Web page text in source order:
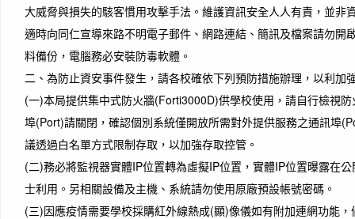
大威脅與損失的駭客慣用攻擊手法。維護資訊安全人人有責，並非
適時向同仁宣導來路不明電子郵件、網路連結、簡訊及檔案請勿開
料備份，電腦務必安裝防毒軟體。
二、為防止資安事件發生，請各校確依下列預防措施辦理，以利加
(一)本局提供集中式防火牆(Forti3000D)供學校使用，請自行檢視
埠(Port)請關閉，確認個別系統僅開放所需對外提供服務之通訊埠
議透過白名單方式限制存取，以加強存取控管。
(二)務必將監視器實體IP位置轉為虛擬IP位置，實體IP位置曝露在
士利用。另相關設備及主機、系統請勿使用原廠預設帳號密碼。
(三)因應疫情需要學校採購紅外線熱成(顯)像儀如有附加連網功能